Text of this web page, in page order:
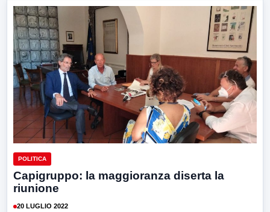
POLITICA
Capigruppo: la maggioranza diserta la
riunione
20 LUGLIO 2022